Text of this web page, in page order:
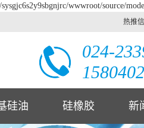
wwwroot/source/
热推
024-
硅油 硅橡胶 新